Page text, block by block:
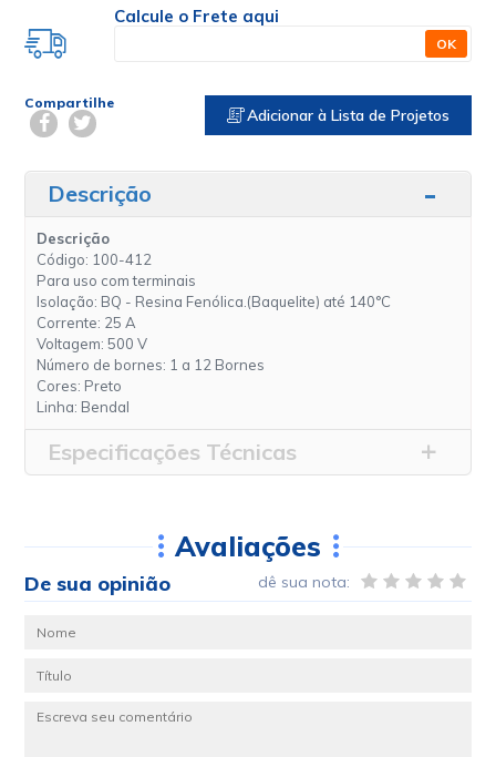
Calcule o Frete aqui
OK
Compartilhe
Adicionar à Lista de Projetos
Descrição
Descrição
Código: 100-412
Para uso com terminais
Isolação: BQ - Resina Fenólica.(Baquelite) até 140°C
Corrente: 25 A
Voltagem:500 V
Número de bornes: 1 a 12 Bornes
Cores: Preto
Linha: Bendal
Especificações Técnicas
Avaliações
De sua opinião dê sua nota: